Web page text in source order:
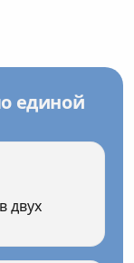
единой
двух